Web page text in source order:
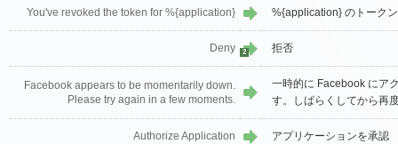
You've revoked the token for %{application} %{application} のトーク
Deny 2 拒否
Facebook appears to be momentarily down.
Please try again in a few moments.
一時的に Facebook にア
す。しばらくしてから再
Authorize Application アプリケーションを承認